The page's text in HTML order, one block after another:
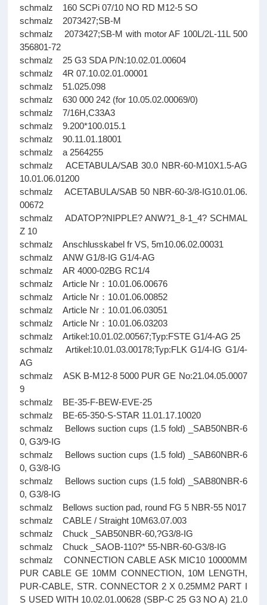
schmalz 160 SCPi 07/10 NO RD M12-5 SO
schmalz 2073427;SB-M
schmalz 2073427;SB-M with motor AF 100L/2L-11L 500
356801-72
schmalz 25 G3 SDA P/N:10.02.01.00604
schmalz 4R 07.10.02.01.00001
schmalz 51.025.098
schmalz 630 000 242 (for 10.05.02.00069/0)
schmalz 7/16H,C33A3
schmalz 9.200*100.015.1
schmalz 90.11.01.18001
schmalz a 2564255
schmalz ACETABULA/SAB 30.0 NBR-60-M10X1.5-AG
10.01.06.01200
schmalz ACETABULA/SAB 50 NBR-60-3/8-IG10.01.06.
00672
schmalz ADATOP?NIPPLE? ANW?1_8-1_4? SCHMAL
Z 10
schmalz Anschlusskabel fr VS, 5m10.06.02.00031
schmalz ANW G1/8-IG G1/4-AG
schmalz AR 4000-02BG RC1/4
schmalz Article Nr：10.01.06.00676
schmalz Article Nr：10.01.06.00852
schmalz Article Nr：10.01.06.03051
schmalz Article Nr：10.01.06.03203
schmalz Artikel:10.01.02.00567;Typ:FSTE G1/4-AG 25
schmalz Artikel:10.01.03.00178;Typ:FLK G1/4-IG G1/4-
AG
schmalz ASK B-M12-8 5000 PUR GE No:21.04.05.0007
9
schmalz BE-35-F-BEW-EVE-25
schmalz BE-65-350-S-STAR 11.01.17.10020
schmalz Bellows suction cups (1.5 fold) _SAB50NBR-6
0, G3/9-IG
schmalz Bellows suction cups (1.5 fold) _SAB60NBR-6
0, G3/8-IG
schmalz Bellows suction cups (1.5 fold) _SAB80NBR-6
0, G3/8-IG
schmalz Bellows suction pad, round FG 5 NBR-55 N017
schmalz CABLE / Straight 10M63.07.003
schmalz Chuck _SAB50NBR-60,?G3/8-IG
schmalz Chuck _SAOB-110?* 55-NBR-60-G3/8-IG
schmalz CONNECTION CABLE ASK MIC10 10000MM
PUR CABLE GE 10MM CONNECTION, 10M LENGTH,
PUR-CABLE, STR. CONNECTOR 2 X 0.25MM2 PART I
S USED WITH 10.02.01.00628 (SBP-C 25 G3 NO A) 21.0